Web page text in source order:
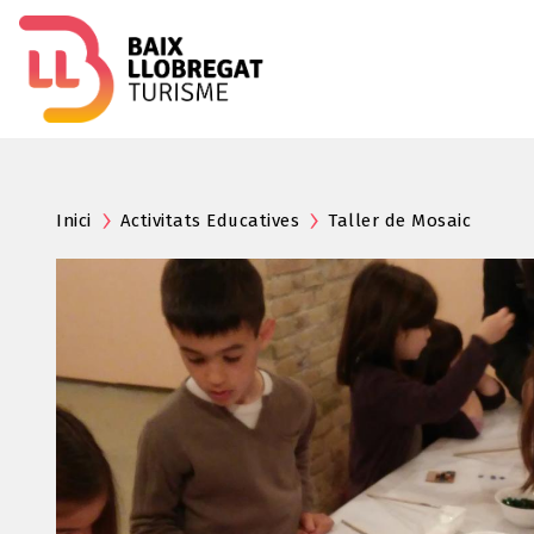
Inici Activitats Educatives Taller de Mosaic